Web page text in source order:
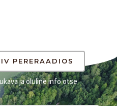
PERERAADIOS
ja oluline info otse